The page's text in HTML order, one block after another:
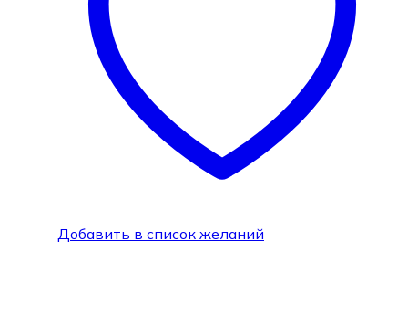
Добавить в список желаний